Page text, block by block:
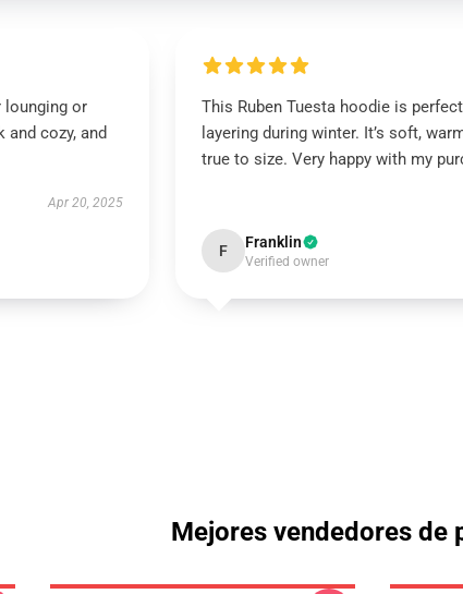
lounging or
cozy, and
Apr 20, 2025
This Ruben Tuesta hoodie is
layering during winter. It’s soft,
true to size. Very happy with my
F Franklin
Verified owner
Mejores vendedores de